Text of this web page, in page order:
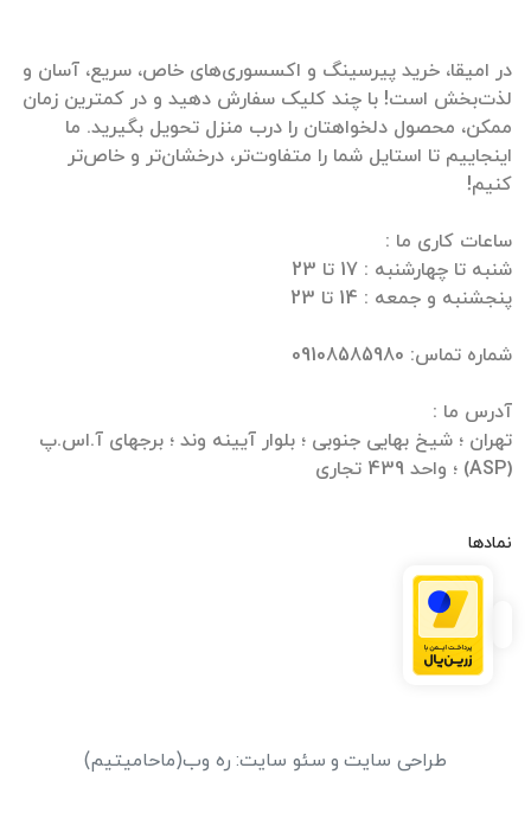
در امیقا، خرید پیرسینگ و اکسسوری‌های خاص، سریع، آسان و
لذت‌بخش است! با چند کلیک سفارش دهید و در کمترین زمان
ممکن، محصول دلخواهتان را درب منزل تحویل بگیرید. ما
اینجاییم تا استایل شما را متفاوت‌تر، درخشان‌تر و خاص‌تر
تهران ؛ شیخ بهایی جنوبی ؛ بلوار آیینه وند ؛ برجهای آ.اس.پ
(ASP) ؛ واحد 439 تجاری
نمادها
طراحی سایت و سئو سایت: ره وب(ماحامیتیم)